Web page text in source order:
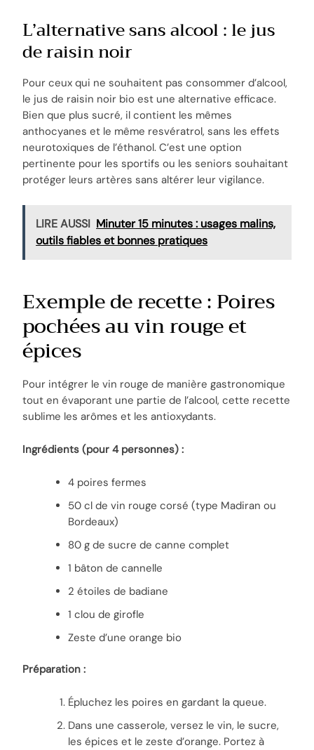
L’alternative sans alcool : le jus
de raisin noir
Pour ceux qui ne souhaitent pas consommer d’alcool,
le jus de raisin noir bio est une alternative efficace.
Bien que plus sucré, il contient les mêmes
anthocyanes et le même resvératrol, sans les effets
neurotoxiques de l’éthanol. C’est une option
pertinente pour les sportifs ou les seniors souhaitant
protéger leurs artères sans altérer leur vigilance.
LIRE AUSSI Minuter 15 minutes : usages malins,
outils fiables et bonnes pratiques
Exemple de recette : Poires
pochées au vin rouge et
épices
Pour intégrer le vin rouge de manière gastronomique
tout en évaporant une partie de l’alcool, cette recette
sublime les arômes et les antioxydants.
Ingrédients (pour 4 personnes) :
4 poires fermes
50 cl de vin rouge corsé (type Madiran ou
Bordeaux)
80 g de sucre de canne complet
1 bâton de cannelle
2 étoiles de badiane
1 clou de girofle
Zeste d’une orange bio
Préparation :
Épluchez les poires en gardant la queue.
Dans une casserole, versez le vin, le sucre,
les épices et le zeste d’orange. Portez à